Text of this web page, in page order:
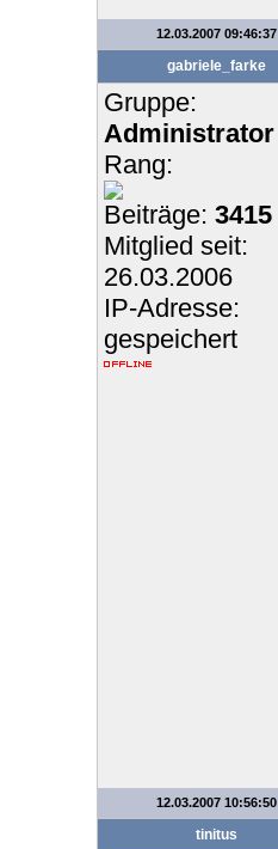
12.03.2007 09:46:37
gabriele_farke
Gruppe:
Administrator
Rang:
Beiträge: 3415
Mitglied seit:
26.03.2006
IP-Adresse:
gespeichert
12.03.2007 10:56:50
tinitus